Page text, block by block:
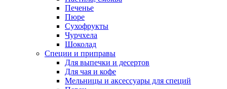
Печенье
Пюре
Сухофрукты
Чурчхела
Шоколад
Специи и приправы
Для выпечки и десертов
Для чая и кофе
Мельницы и аксессуары для специй